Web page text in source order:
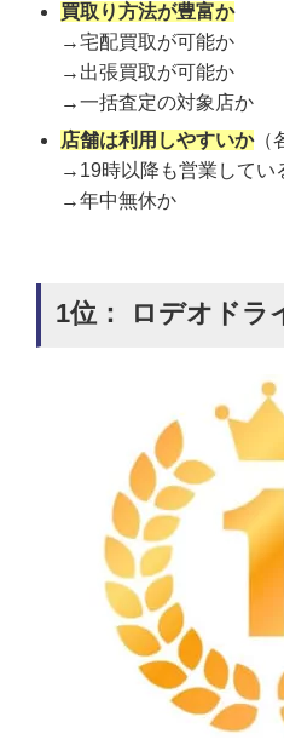
買取り方法が豊富か
→宅配買取が可能か
→出張買取が可能か
→一括査定の対象店か
店舗は利用しやすいか（
→19時以降も営業してい
→年中無休か
1位： ロデオドラ